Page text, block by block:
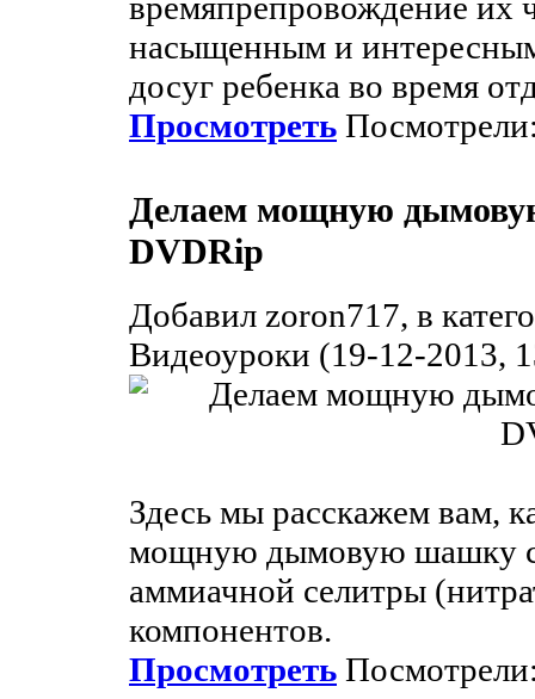
насыщенным и
досуг ребенка во время
Просмотреть
Делаем мощную
DVDRip
Добавил zoron717, в
Видеоуроки (19-12-2013,
Здесь мы расскажем вам,
мощную дымовую шашку с
аммиачной селитры
компонентов.
Просмотреть